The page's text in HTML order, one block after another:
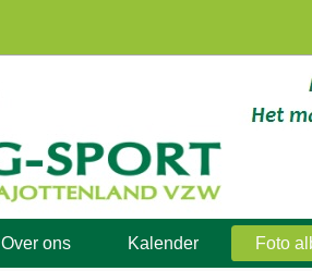
Over ons Kalender Foto